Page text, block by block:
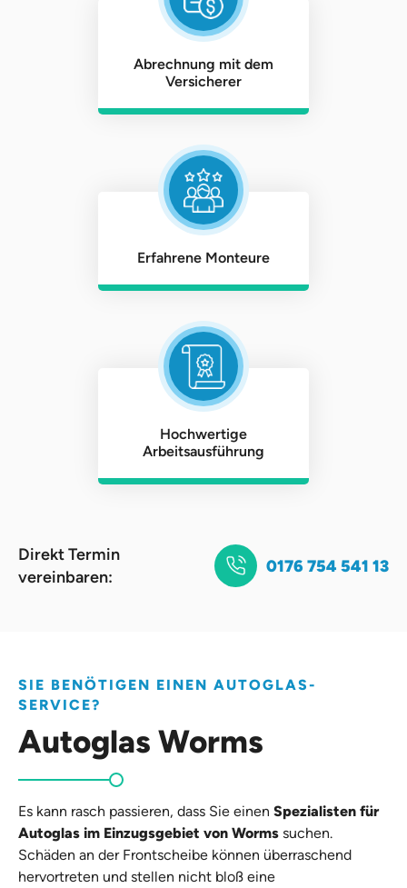
Abrechnung mit dem
Versicherer
Erfahrene Monteure
Hochwertige
Arbeitsausführung
Direkt Termin
vereinbaren:
0176 754 541 13
SIE BENÖTIGEN EINEN AUTOGLAS-
SERVICE?
Autoglas Worms
Es kann rasch passieren, dass Sie einen Spezialisten für
Autoglas im Einzugsgebiet von Worms suchen.
Schäden an der Frontscheibe können überraschend
hervortreten und stellen nicht bloß eine